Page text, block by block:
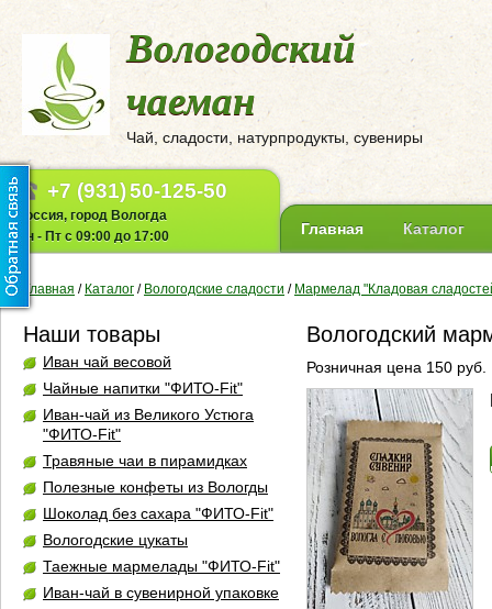
Вологодский
чаеман
Чай, сладости, натурпродукты, сувениры
+7 (931)50-125-50
Россия, город Вологда
Пн - Пт с 09:00 до 17:00
Главная Каталог
Главная / Каталог / Вологодские сладости / Мармелад "Кладовая
Наши товары
Иван чай весовой
Чайные напитки "ФИТО-Fit"
Иван-чай из Великого Устюга
"ФИТО-Fit"
Травяные чаи в пирамидках
Полезные конфеты из Вологды
Шоколад без сахара "ФИТО-Fit"
Вологодские цукаты
Таежные мармелады "ФИТО-Fit"
Иван-чай в сувенирной упаковке
Вологодский
Розничная цена 150 руб.